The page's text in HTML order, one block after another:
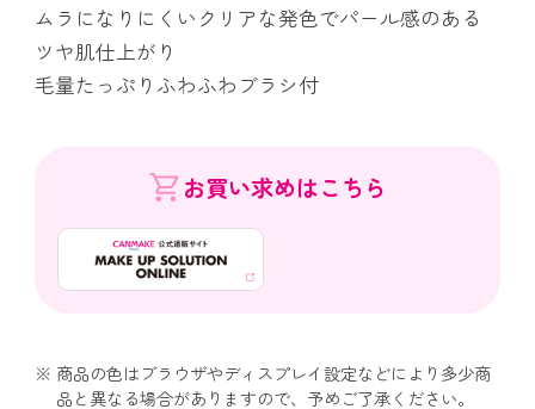
ムラになりにくいクリアな発色でパール感のある
ツヤ肌仕上がり
毛量たっぷりふわふわブラシ付
お買い求めはこちら
商品の色はブラウザやディスプレイ設定などにより多少商
品と異なる場合がありますので、予めご了承ください。